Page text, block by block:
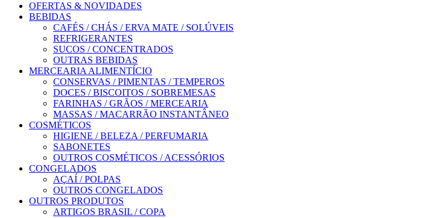
OFERTAS & NOVIDADES
BEBIDAS
CAFÉS / CHÁS / ERVA MATE / SOLÚVEIS
REFRIGERANTES
SUCOS / CONCENTRADOS
OUTRAS BEBIDAS
MERCEARIA ALIMENTÍCIO
CONSERVAS / PIMENTAS / TEMPEROS
DOCES / BISCOITOS / SOBREMESAS
FARINHAS / GRÃOS / MERCEARIA
MASSAS / MACARRÃO INSTANTÂNEO
COSMÉTICOS
HIGIENE / BELEZA / PERFUMARIA
SABONETES
OUTROS COSMÉTICOS / ACESSÓRIOS
CONGELADOS
AÇAÍ / POLPAS
OUTROS CONGELADOS
OUTROS PRODUTOS
ARTIGOS BRASIL / COPA